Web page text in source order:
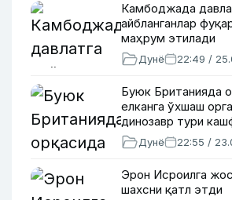
Камбоджада
айбланганлар
маҳрум этилади
Дунё 22:49 /
Буюк Британияда
елканга ўхшаш
динозавр тури
Дунё 22:55 /
Эрон Исроилга
шахсни қатл этди